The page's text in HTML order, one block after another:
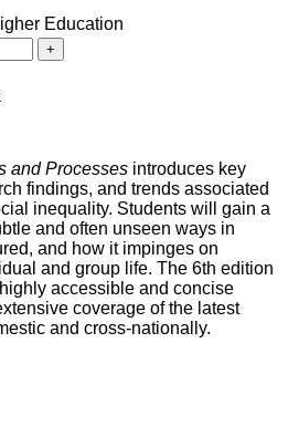
Education
and Processes introduces key
findings, and trends associated
inequality. Students will gain a
and often unseen ways in
and how it impinges on
and group life. The 6th edition
accessible and concise
coverage of the latest
and cross-nationally.